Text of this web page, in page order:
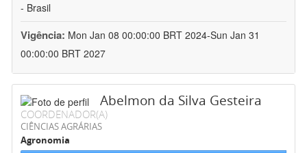
- Brasil
Vigência: Mon Jan 08 00:00:00 BRT 2024-Sun Jan 31
00:00:00 BRT 2027
Abelmon da Silva Gesteira
COORDENADOR(A)
CIÊNCIAS AGRÁRIAS
Agronomia